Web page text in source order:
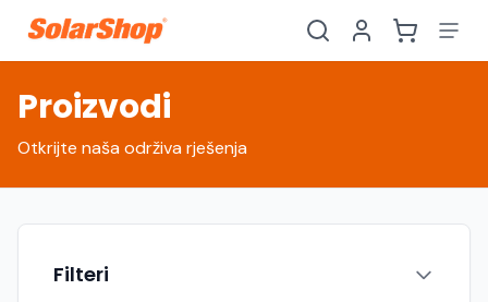
Proizvodi
Otkrijte naša održiva rješenja
Filteri